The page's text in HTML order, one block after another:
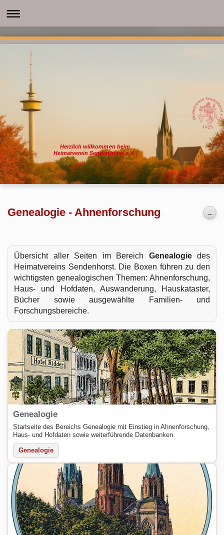
Herzlich willkommen beim
Heimatverein Sendenhorst e.V. !
Genealogie - Ahnenforschung ..
Übersicht aller Seiten im Bereich Genealogiedes
Heimatvereins Sendenhorst. Die Boxen führen zu den
wichtigsten genealogischen Themen: Ahnenforschung,
Haus- und Hofdaten, Auswanderung, Hauskataster,
Bücher sowie ausgewählte Familien- und
Forschungsbereiche.
Genealogie
Startseite des Bereichs Genealogie mit Einstieg in Ahnenforschung,
Haus- und Hofdaten sowie weiterführende Datenbanken.
Genealogie